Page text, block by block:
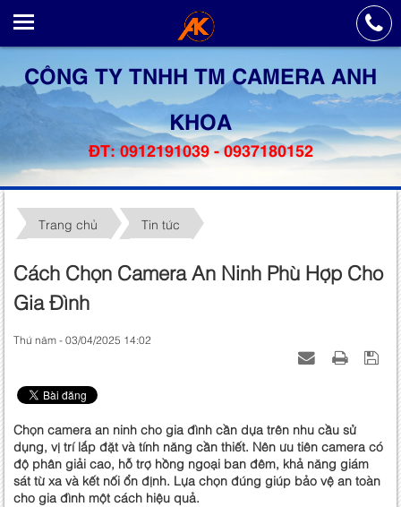
CÔNG TY TNHH TM CAMERA ANH
KHOA
ĐT: 0912191039 - 0937180152
Trang chủ Tin tức
Cách Chọn Camera An Ninh Phù Hợp Cho
Gia Đình
Thứ năm - 03/04/2025 14:02
Chọn camera an ninh cho gia đình cần dựa trên nhu cầu sử
dụng, vị trí lắp đặt và tính năng cần thiết. Nên ưu tiên camera có
độ phân giải cao, hỗ trợ hồng ngoại ban đêm, khả năng giám
sát từ xa và kết nối ổn định. Lựa chọn đúng giúp bảo vệ an toàn
cho gia đình một cách hiệu quả.